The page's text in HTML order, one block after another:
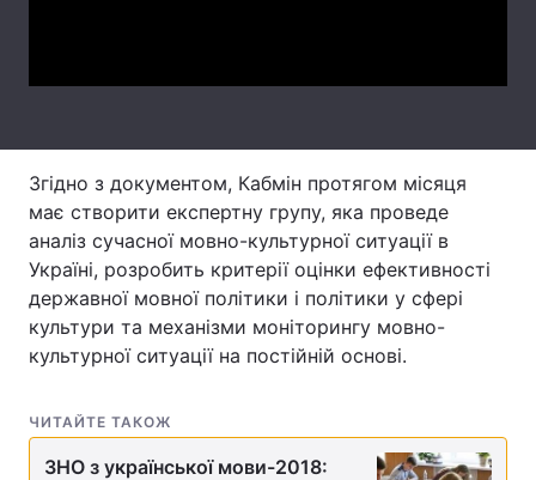
Згідно з документом, Кабмін протягом місяця
має створити експертну групу, яка проведе
аналіз сучасної мовно-культурної ситуації в
Україні, розробить критерії оцінки ефективності
державної мовної політики і політики у сфері
культури та механізми моніторингу мовно-
культурної ситуації на постійній основі.
ЧИТАЙТЕ ТАКОЖ
ЗНО з української мови-2018: